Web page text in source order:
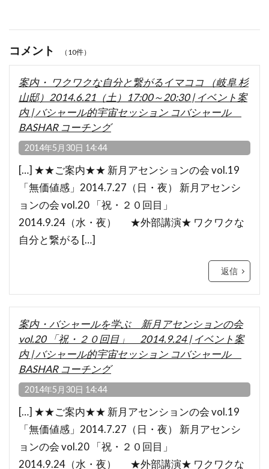
コメント （10件）
案内・ ワクワクな自分と繋がるイマココ （岐阜 杉
山邸）2014.6.21（土）17:00～20:30 | イベント案
内 | バシャール的宇宙セッション コバシャール
BASHAR コーチング
2014年5月30日 14:44
[…] ★★ご案内★★ 新月アセンションの会 vol.19
「無価値感」2014.7.27（日・夜） 新月アセンシ
ョンの会 vol.20 「祝・２０回目」
2014.9.24（水・夜） ★外部講演★ ワクワクな
自分と繋がる […]
返信
案内・バシャールを学ぶ 新月アセンションの会
vol.20 「祝・２０回目」 2014.9.24 | イベント案
内 | バシャール的宇宙セッション コバシャール
BASHAR コーチング
2014年5月30日 14:44
[…] ★★ご案内★★ 新月アセンションの会 vol.19
「無価値感」2014.7.27（日・夜） 新月アセンシ
ョンの会 vol.20 「祝・２０回目」
2014.9.24（水・夜） ★外部講演★ ワクワクな